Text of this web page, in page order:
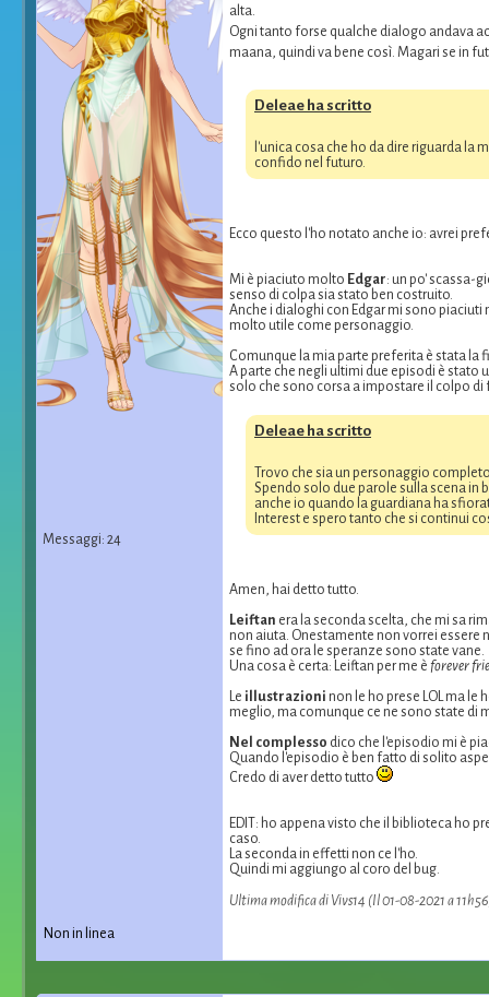
Messaggi: 24
alta.
Ogni tanto forse qualche dialogo andava
maana, quindi va bene così. Magari se in
Deleae ha scritto
l'unica cosa che ho da dire riguarda
confido nel futuro.
Ecco questo l'ho notato anche io: avrei
Mi è piaciuto molto Edgar: un po' scassa-
senso di colpa sia stato ben costruito.
Anche i dialoghi con Edgar mi sono
molto utile come personaggio.
Comunque la mia parte preferita è stata
A parte che negli ultimi due episodi è stato
solo che sono corsa a impostare il colpo di
Deleae ha scritto
Trovo che sia un personaggio
Spendo solo due parole sulla scena
anche io quando la guardiana ha
Interest e spero tanto che si continui
Amen, hai detto tutto.
Leiftan era la seconda scelta, che mi sa
non aiuta. Onestamente non vorrei essere
se fino ad ora le speranze sono state vane.
Una cosa è certa: Leiftan per me è forever
Le illustrazioni non le ho prese LOL ma
meglio, ma comunque ce ne sono state di
Nel complesso dico che l'episodio mi è
Quando l'episodio è ben fatto di solito
Credo di aver detto tutto
EDIT: ho appena visto che il biblioteca ho
caso.
La seconda in effetti non ce l'ho.
Quindi mi aggiungo al coro del bug.
Ultima modifica di Vivs14 (Il 01-08-2021 a
Non in linea